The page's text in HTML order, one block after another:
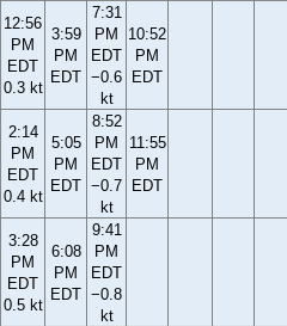
12:56
PM
EDT
0.3 kt
3:59
PM
EDT
7:31
PM
EDT
−0.6
kt
10:52
PM
EDT
2:14
PM
EDT
0.4 kt
5:05
PM
EDT
8:52
PM
EDT
−0.7
kt
11:55
PM
EDT
3:28
PM
EDT
0.5 kt
6:08
PM
EDT
9:41
PM
EDT
−0.8
kt